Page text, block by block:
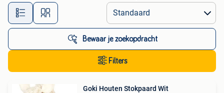
Alle afstanden…
Bewaar je zoekopdracht
Filters
Goki Houten Stokpaard Wit